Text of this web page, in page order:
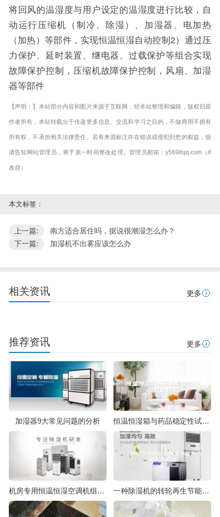
将回风的温湿度与用户设定的温湿度进行比较，自
动运行压缩机（制冷、除湿）、加湿器、电加热
（加热）等部件，实现恒温恒湿自动控制2）通过压
力保护、延时装置、继电器、过载保护等组合实现
故障保护控制，压缩机故障保护控制，风扇、加湿
器等部件
【声明：】本站部分内容和图片来源于互联网，经本站整理和编辑，版权归原
作者所有，本站转载出于传递更多信息、交流和学习之目的，不做商用不拥有
所有权，不承担相关法律责任。若有来源标注存在错误或侵犯到您的权益，烦
请告知网站管理员，将于第一时间整改处理。管理员邮箱：y569#qq.com（#
改@）
本文标签：
上一篇:
南方适合居住吗，据说很潮湿怎么办？
下一篇:
加湿机不出雾应该怎么办
相关资讯 更多
推荐资讯 更多
加湿器9大常见问题的分析 恒温恒湿箱与药品稳定性试验箱的区别
机房专用恒温恒湿空调机组的机组性能 一种除湿机的转轮再生节能系统的制作方法